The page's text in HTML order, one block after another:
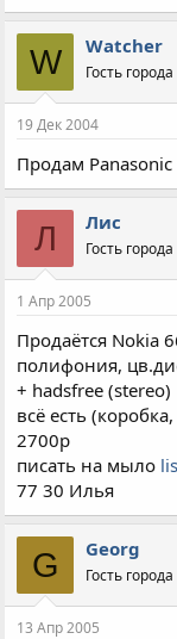
W Watcher
Гость города
19 Дек 2004
Продам
Л Лис
Гость города
1 Апр 2005
Продаётся Nokia
полифония,
+ hadsfree (stereo)
всё есть
2700р
писать на мыло
77 30 Илья
G Georg
Гость города
13 Апр 2005